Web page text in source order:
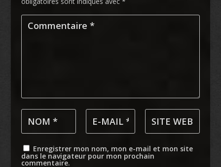
Enregistrer mon nom, mon e-mail et mon site
dans le navigateur pour mon prochain
commentaire.